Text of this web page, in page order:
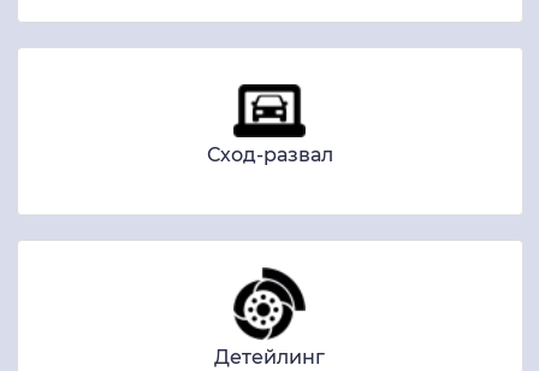
Сход-развал
Детейлинг